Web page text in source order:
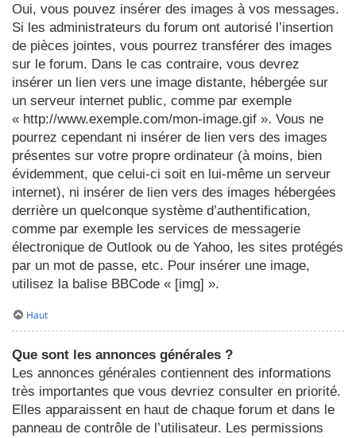
Oui, vous pouvez insérer des images à vos messages.
Si les administrateurs du forum ont autorisé l’insertion
de pièces jointes, vous pourrez transférer des images
sur le forum. Dans le cas contraire, vous devrez
insérer un lien vers une image distante, hébergée sur
un serveur internet public, comme par exemple
« http://www.exemple.com/mon-image.gif ». Vous ne
pourrez cependant ni insérer de lien vers des images
présentes sur votre propre ordinateur (à moins, bien
évidemment, que celui-ci soit en lui-même un serveur
internet), ni insérer de lien vers des images hébergées
derrière un quelconque système d’authentification,
comme par exemple les services de messagerie
électronique de Outlook ou de Yahoo, les sites protégés
par un mot de passe, etc. Pour insérer une image,
utilisez la balise BBCode « [img] ».
Haut
Que sont les annonces générales ?
Les annonces générales contiennent des informations
très importantes que vous devriez consulter en priorité.
Elles apparaissent en haut de chaque forum et dans le
panneau de contrôle de l’utilisateur. Les permissions